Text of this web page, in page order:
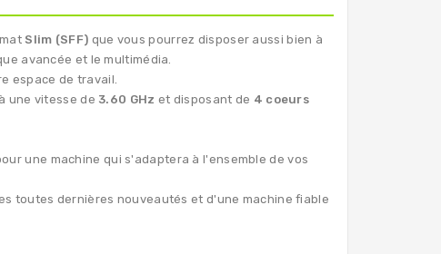
Slim (SFF) que vous pourrez disposer aussi bien à
avancée et le multimédia.
espace de travail.
une vitesse de 3.60 GHz et disposant de 4 coeurs
une machine qui s'adaptera à l'ensemble de vos
toutes dernières nouveautés et d'une machine fiable